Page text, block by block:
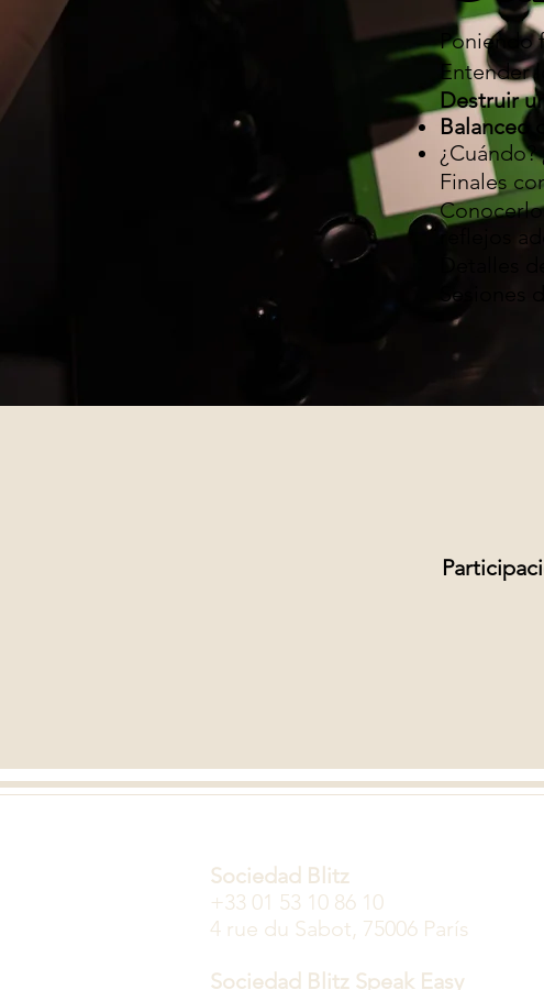
Poniendo
Entender
Destruir
Balanceo
Finales
reflejos
Detalles
Sesiones
Sociedad Blitz
+33 01 53 10 86 10
4 rue du Sabot, 75006 París
Sociedad Blitz Speak Easy